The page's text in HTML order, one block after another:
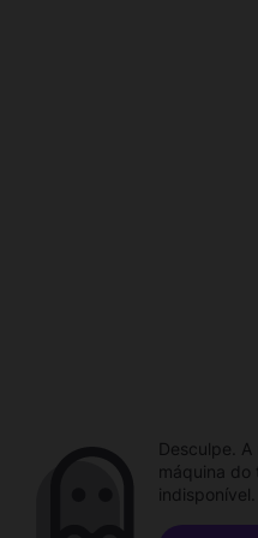
Desculpe.
máquina do
indisponível.